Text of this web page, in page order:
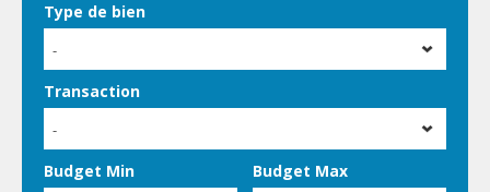
Type de bien
-
Transaction
-
Budget Min Budget Max